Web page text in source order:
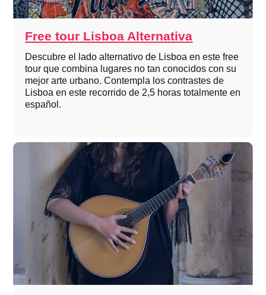
Free tour Lisboa Alternativa
Descubre el lado alternativo de Lisboa en este free
tour que combina lugares no tan conocidos con su
mejor arte urbano. Contempla los contrastes de
Lisboa en este recorrido de 2,5 horas totalmente en
español.